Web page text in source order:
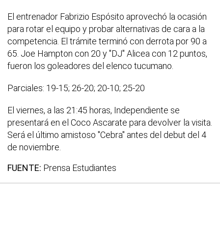
El entrenador Fabrizio Espósito aprovechó la ocasión
para rotar el equipo y probar alternativas de cara a la
competencia. El trámite terminó con derrota por 90 a
65. Joe Hampton con 20 y "DJ" Alicea con 12 puntos,
fueron los goleadores del elenco tucumano.
Parciales: 19-15; 26-20; 20-10; 25-20
El viernes, a las 21:45 horas, Independiente se
presentará en el Coco Ascarate para devolver la visita.
Será el último amistoso "Cebra" antes del debut del 4
de noviembre.
FUENTE: Prensa Estudiantes